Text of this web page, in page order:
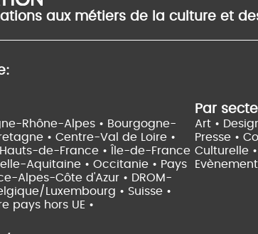
aux métiers de la culture et
Rhône-Alpes • Bourgogne-
• Centre-Val de Loire •
Hauts-de-France •
Île-de-France
Aquitaine • Occitanie • Pays
Alpes-Côte d'Azur • DROM-
Luxembourg • Suisse •
pays hors UE •
Par
Art •
Presse •
Culturelle •